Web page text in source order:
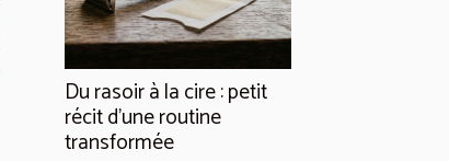
Du rasoir à la cire : petit
récit d’une routine
transformée